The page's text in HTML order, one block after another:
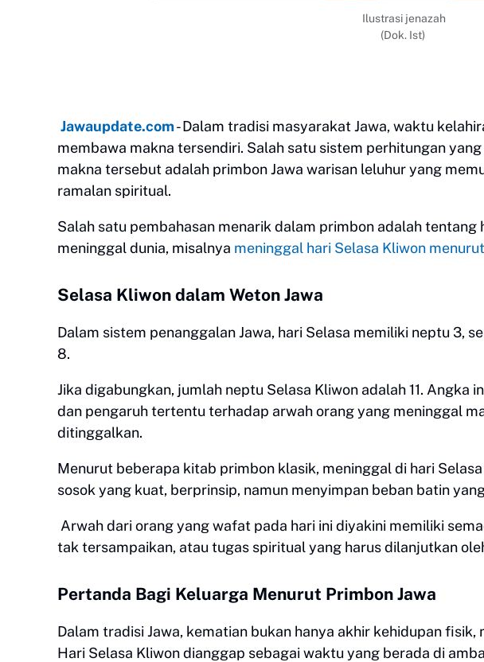
Ilustrasi jenazah
(Dok. Ist)
Jawaupdate.com- Dalam tradisi masyarakat Jawa, waktu
membawa makna tersendiri. Salah satu sistem perhitungan
makna tersebut adalah primbon Jawa warisan leluhur yang
ramalan spiritual.
Salah satu pembahasan menarik dalam primbon adalah tentang
meninggal dunia, misalnya meninggal hari Selasa Kliwon
Selasa Kliwon dalam Weton Jawa
Dalam sistem penanggalan Jawa, hari Selasa memiliki neptu 3,
8.
Jika digabungkan, jumlah neptu Selasa Kliwon adalah 11. Angka
dan pengaruh tertentu terhadap arwah orang yang meninggal
ditinggalkan.
Menurut beberapa kitab primbon klasik, meninggal di hari
sosok yang kuat, berprinsip, namun menyimpan beban batin
Arwah dari orang yang wafat pada hari ini diyakini memiliki
tak tersampaikan, atau tugas spiritual yang harus dilanjutkan
Pertanda Bagi Keluarga Menurut Primbon Jawa
Dalam tradisi Jawa, kematian bukan hanya akhir kehidupan
Hari Selasa Kliwon dianggap sebagai waktu yang berada di